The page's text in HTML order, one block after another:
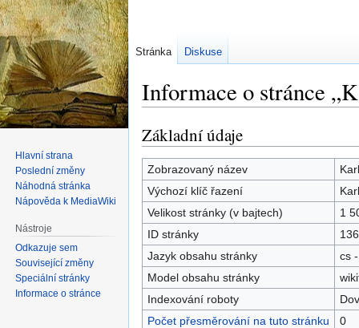
Informace o stránce
Skočit
na
navigaci
Skočit
na
vyhledávání
Základní údaje
Zobrazovaný název
Výchozí klíč řazení
Velikost stránky (v bajtech)
1
ID stránky
Jazyk obsahu stránky
cs
Model obsahu stránky
Indexování roboty
Počet přesměrování na tuto stránku
0
Stránka Diskuse
Hlavní strana
Poslední změny
Náhodná stránka
Nápověda k MediaWiki
Nástroje
Odkazuje sem
Související změny
Speciální stránky
Informace o stránce